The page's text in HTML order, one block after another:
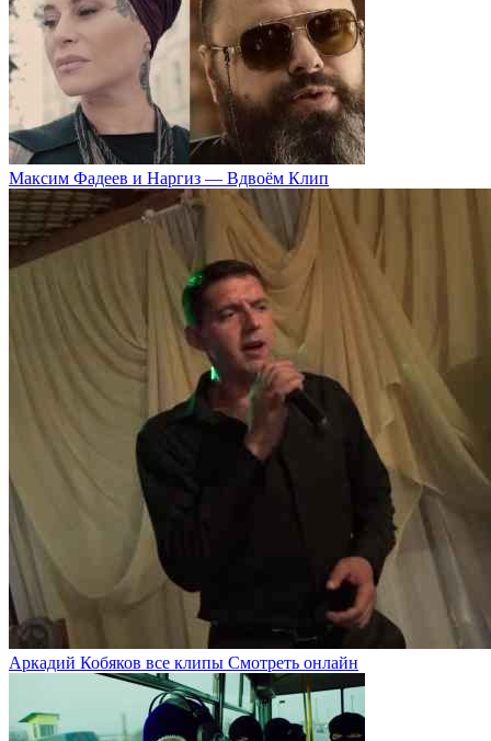
Максим Фадеев и Наргиз — Вдвоём Клип
Аркадий Кобяков все клипы Смотреть онлайн